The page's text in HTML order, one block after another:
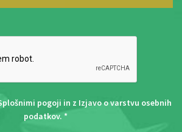
pogoji in z Izjavo o varstvu osebnih
podatkov. *